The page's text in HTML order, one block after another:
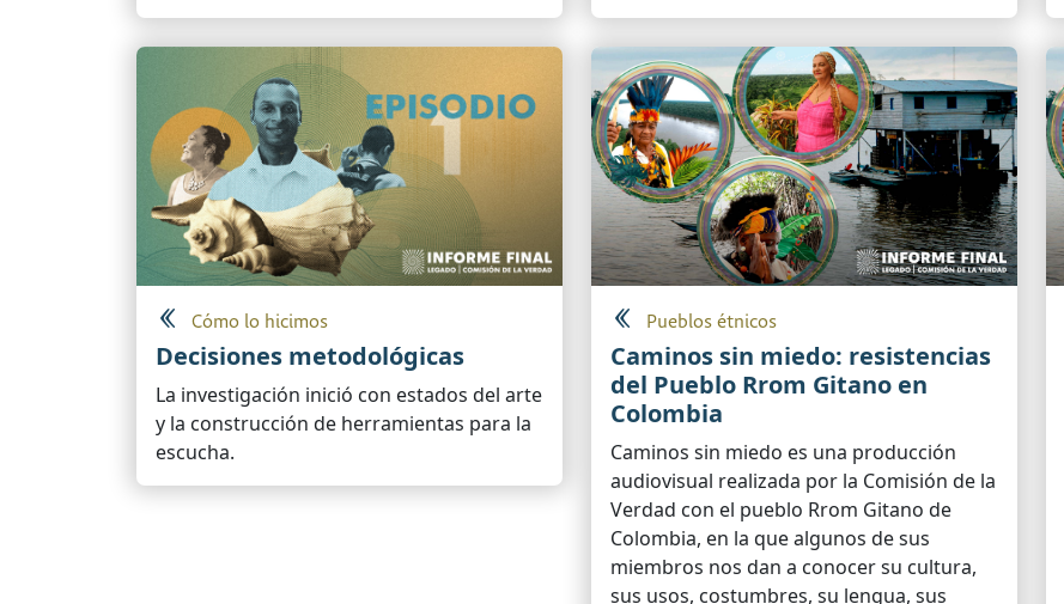
Cómo lo hicimos
Decisiones metodológicas
La investigación inició con estados del arte
y la construcción de herramientas para la
escucha.
Pueblos étnicos
Caminos sin miedo: resistencias
del Pueblo Rrom Gitano en
Colombia
Caminos sin miedo es una producción
audiovisual realizada por la Comisión de la
Verdad con el pueblo Rrom Gitano de
Colombia, en la que algunos de sus
miembros nos dan a conocer su cultura,
sus usos, costumbres, su lengua, sus